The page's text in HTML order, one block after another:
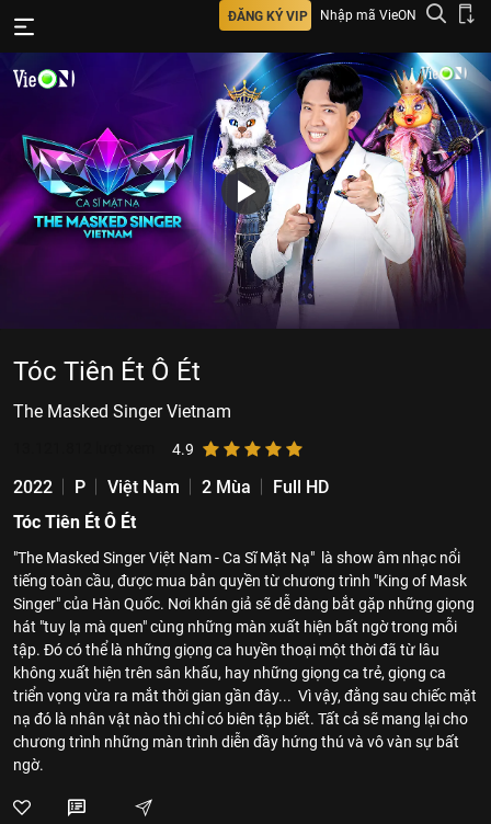
ĐĂNG KÝ VIP Nhập mã VieON
Tóc Tiên Ét Ô Ét
The Masked Singer Vietnam
4.9
2022 P Việt Nam 2 Mùa
Full HD
Tóc Tiên Ét Ô Ét
"The Masked Singer Việt Nam - Ca Sĩ Mặt Nạ" là show âm nhạc nổi
tiếng toàn cầu, được mua bản quyền từ chương trình "King of Mask
Singer" của Hàn Quốc. Nơi khán giả sẽ dễ dàng bắt gặp những giọng
hát "tuy lạ mà quen" cùng những màn xuất hiện bất ngờ trong mỗi
tập. Đó có thể là những giọng ca huyền thoại một thời đã từ lâu
không xuất hiện trên sân khấu, hay những giọng ca trẻ, giọng ca
triển vọng vừa ra mắt thời gian gần đây... Vì vậy, đằng sau chiếc mặt
nạ đó là nhân vật nào thì chỉ có biên tập biết. Tất cả sẽ mang lại cho
chương trình những màn trình diễn đầy hứng thú và vô vàn sự bất
ngờ.